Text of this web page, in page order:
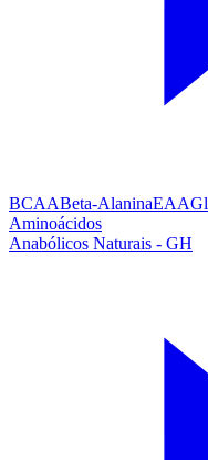
BCAABeta-AlaninaEAA
Aminoácidos
Anabólicos Naturais - GH